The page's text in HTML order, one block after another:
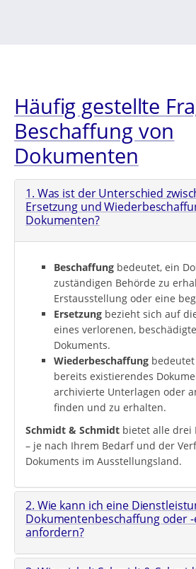
Häufig gestellte
Beschaffung von
Dokumenten
1. Was ist der Unterschied
Ersetzung und
Dokumenten?
Beschaffung bedeutet, ein
zuständigen Behörde zu
Erstausstellung oder eine
Ersetzung bezieht sich auf
eines verlorenen,
Dokuments.
Wiederbeschaffung
bereits existierendes
archivierte Unterlagen oder
finden und zu erhalten.
Schmidt & Schmidt bietet alle drei
– je nach Ihrem Bedarf und der
Dokuments im Ausstellungsland.
2. Wie kann ich eine
Dokumentenbeschaffung oder
anfordern?